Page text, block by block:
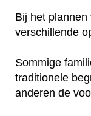
Bij het
verschillende
Sommige
traditionele
anderen de